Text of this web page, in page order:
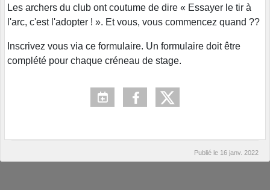
Les archers du club ont coutume de dire « Essayer le tir à
l'arc, c'est l'adopter ! ». Et vous, vous commencez quand ??
Inscrivez vous via ce formulaire. Un formulaire doit être
complété pour chaque créneau de stage.
Publié le 16 janv. 2022